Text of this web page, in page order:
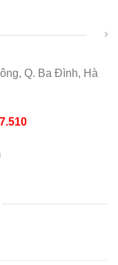
Q. Ba Đình, Hà